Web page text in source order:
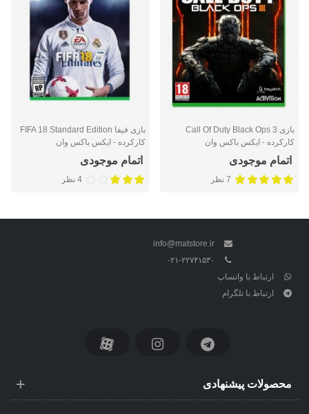
بازی Call Of Duty Black Ops 3
کارکرده - ایکس باکس وان
اتمام موجودی
7 نظر
بازی فیفا FIFA 18 Standard Edition
کارکرده - ایکس باکس وان
اتمام موجودی
4 نظر
info@matstore.ir
۰۲۱-۲۲۷۴۱۵۳۰
ارتباط با واتساپ
ارتباط با تلگرام
محصولات پیشنهادی